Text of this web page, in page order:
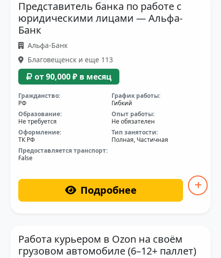
Представитель банка по работе с
юридическими лицами — Альфа-
Банк
Альфа-Банк
Благовещенск и еще 113
от 90,000 ₽ в месяц
Гражданство:
РФ
График работы:
Гибкий
Образование:
Не требуется
Опыт работы:
Не обязателен
Оформление:
ТК РФ
Тип занятости:
Полная, Частичная
Предоставляется транспорт:
False
Подробнее
Работа курьером в Ozon на своём
грузовом автомобиле (6–12+ паллет)